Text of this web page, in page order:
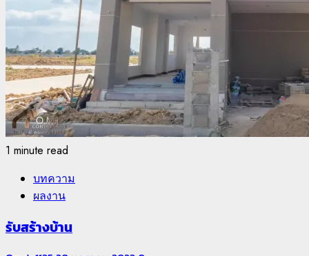
1 minute read
บทความ
ผลงาน
รับสร้างบ้าน